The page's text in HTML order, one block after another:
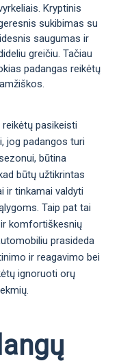
Kryptinis
sukibimas su
saugumas ir
greičiu. Tačiau
padangas reikėtų
pasikeisti
jog padangos turi
būtina
būtų užtikrintas
ir tinkamai valdyti
Taip pat tai
komfortiškesnių
prasideda
ir reagavimo bei
ignoruoti orų